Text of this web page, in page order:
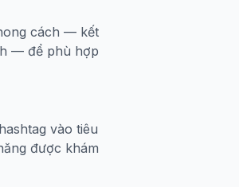
cách — kết
— để phù hợp
vào tiêu
được khám